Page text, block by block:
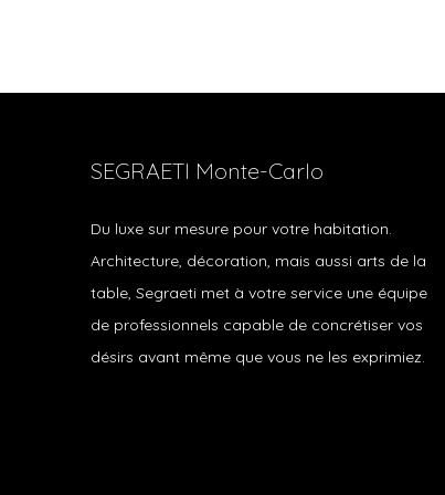
SEGRAETI Monte-Carlo
Du luxe sur mesure pour votre habitation.
Architecture, décoration, mais aussi arts de la
table, Segraeti met à votre service une équipe
de professionnels capable de concrétiser vos
désirs avant même que vous ne les exprimiez.